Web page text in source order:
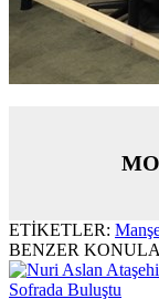
ETİKETLER:
BENZER